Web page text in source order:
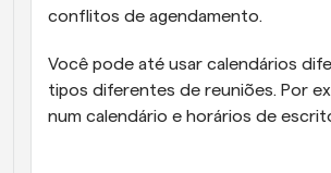
conflitos de agendamento.
Você pode até usar calendários
tipos diferentes de reuniões. Por
num calendário e horários de